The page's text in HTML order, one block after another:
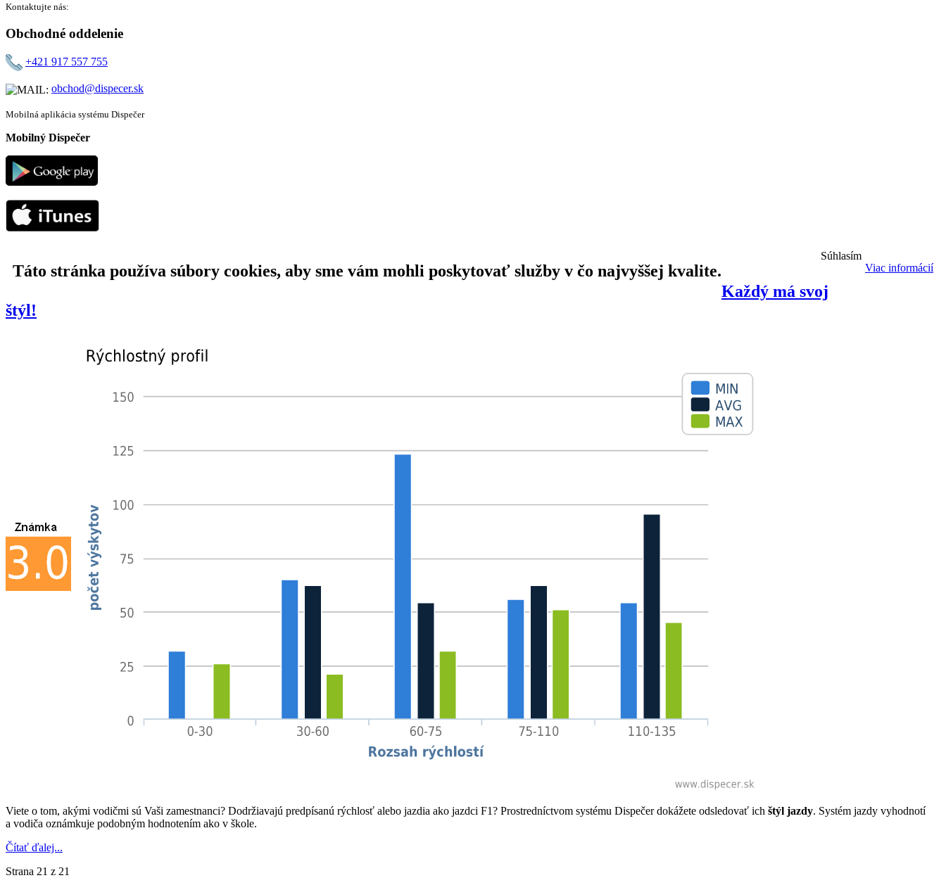
Kontaktujte nás:
Obchodné oddelenie
+421 917 557 755
obchod@dispecer.sk
Mobilná aplikácia systému Dispečer
Mobilný Dispečer
Táto stránka používa súbory cookies, aby sme vám mohli poskytovať služby v čo najvyššej kvalite. Viac informácií
Súhlasím
Každý má svoj
štýl!
Viete o tom, akými vodičmi sú Vaši zamestnanci? Dodržiavajú predpísanú rýchlosť alebo jazdia ako jazdci F1? Prostredníctvom systému Dispečer dokážete odsledovať ich štýl jazdy. Systém jazdy vyhodnotí
a vodiča oznámkuje podobným hodnotením ako v škole.
Čítať ďalej...
Strana 21 z 21